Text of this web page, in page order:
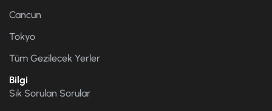
Cancun
Tokyo
Tüm Gezilecek Yerler
Bilgi
Sık Sorulan Sorular